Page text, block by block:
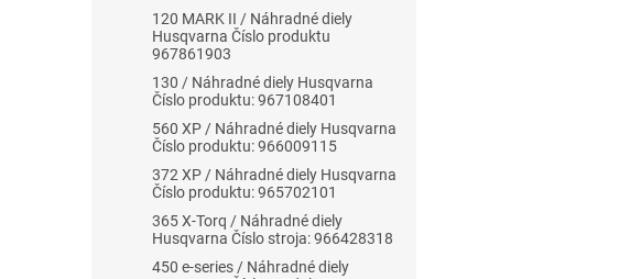
120 MARK II / Náhradné diely
Husqvarna Číslo produktu
967861903
130 / Náhradné diely Husqvarna
Číslo produktu: 967108401
560 XP / Náhradné diely Husqvarna
Číslo produktu: 966009115
372 XP / Náhradné diely Husqvarna
Číslo produktu: 965702101
365 X-Torq / Náhradné diely
Husqvarna Číslo stroja: 966428318
450 e-series / Náhradné diely